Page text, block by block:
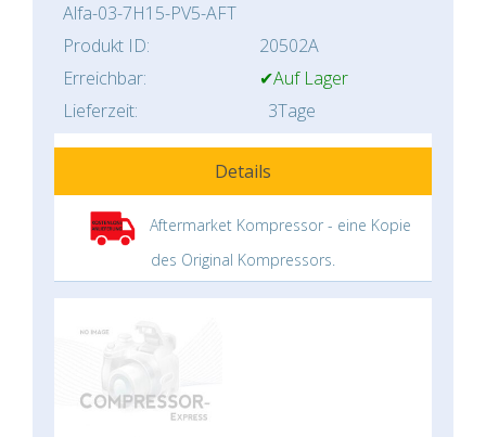
Alfa-03-7H15-PV5-AFT
Produkt ID:
20502A
Erreichbar:
✔Auf Lager
Lieferzeit:
3Tage
Details
Aftermarket Kompressor - eine Kopie
des Original Kompressors.